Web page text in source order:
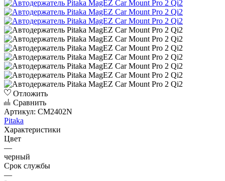
Отложить
Сравнить
Артикул: CM2402N
Pitaka
Характеристики
Цвет
—
черный
Срок службы
—